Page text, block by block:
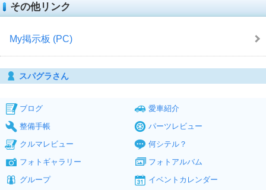
その他リンク
My掲示板 (PC)
スパグラさん
ブログ
愛車紹介
整備手帳
パーツレビュー
クルマレビュー
何シテル？
フォトギャラリー
フォトアルバム
グループ
イベントカレンダー